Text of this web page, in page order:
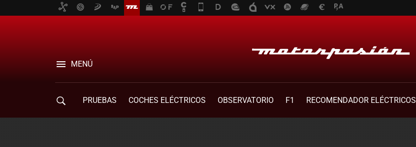
MENÚ
PRUEBAS COCHES ELÉCTRICOS OBSERVATORIO F1
RECOMENDADOR ELÉCTRICOS